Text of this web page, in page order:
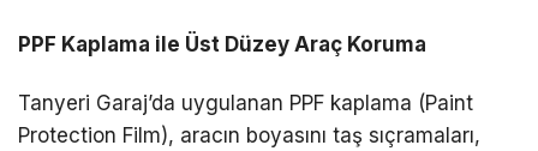
PPF Kaplama ile Üst Düzey Araç Koruma
Tanyeri Garaj’da uygulanan PPF kaplama (Paint
Protection Film), aracın boyasını taş sıçramaları,